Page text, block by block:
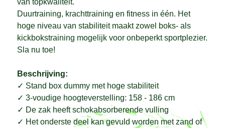
van topkwaliteit.
Duurtraining, krachttraining en fitness in één. Het
hoge niveau van stabiliteit maakt zowel boks- als
kickbokstraining mogelijk voor onbeperkt sportplezier.
Sla nu toe!
Beschrijving:
✓ Stand box dummy met hoge stabiliteit
✓ 3-voudige hoogteverstelling: 158 - 186 cm
✓ De zak heeft schokabsorberende vulling
✓ Het onderste deel kan gevuld worden met zand of